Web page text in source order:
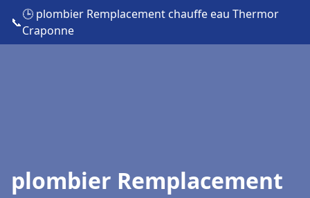
📞
🕒 plombier Remplacement chauffe eau Thermor
Craponne
plombier Remplacement